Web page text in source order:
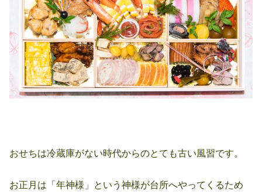
おせちは冷蔵庫がない時代からのとても古い風習です。
お正月は「年神様」という神様が台所へやってくるため